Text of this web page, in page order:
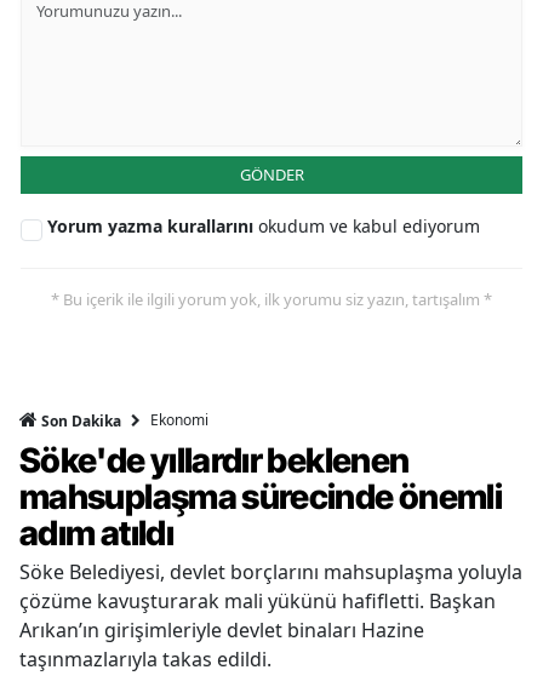
GÖNDER
Yorum yazma kurallarını okudum ve kabul ediyorum
* Bu içerik ile ilgili yorum yok, ilk yorumu siz yazın, tartışalım *
Son Dakika Ekonomi
Söke'de yıllardır beklenen
mahsuplaşma sürecinde önemli
adım atıldı
Söke Belediyesi, devlet borçlarını mahsuplaşma yoluyla
çözüme kavuşturarak mali yükünü hafifletti. Başkan
Arıkan’ın girişimleriyle devlet binaları Hazine
taşınmazlarıyla takas edildi.